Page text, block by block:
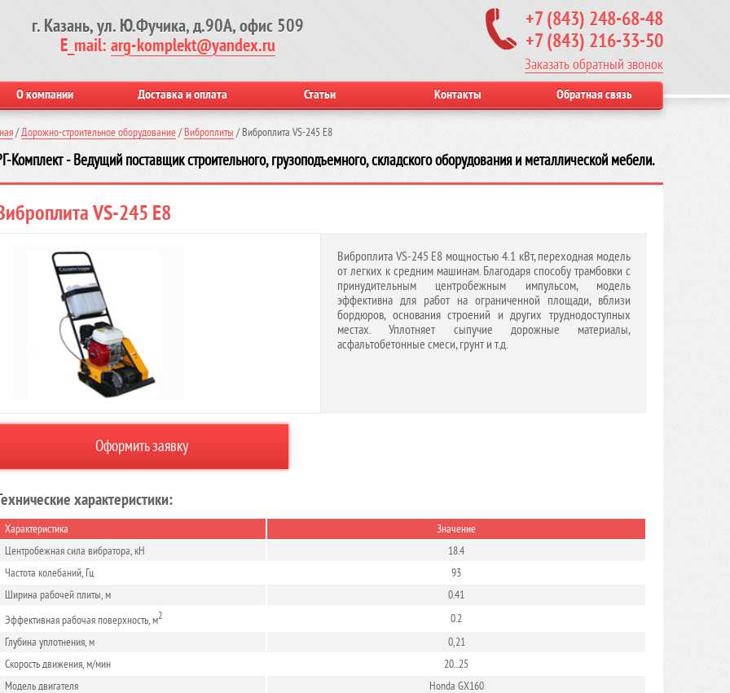
г. Казань, ул. Ю.Фучика, д.90А, офис 509
E_mail:arg-komplekt@yandex.ru
+7 (843) 248-68-48
+7 (843) 216-33-50
Заказать обратный звонок
О компании Доставка и оплата Статьи Контакты Обратная связь
/ Дорожно-строительное оборудование / Виброплиты / Виброплита VS-245 E8
Комплект - Ведущий поставщик строительного, грузоподъемного, складского оборудования и металлической мебели.
VS-245 E8
Оформить заявку
Виброплита VS-245 E8 мощностью 4.1 кВт, переходная модель
от легких к средним машинам. Благодаря способу трамбовки с
принудительным центробежным импульсом, модель
эффективна для работ на ограниченной площади, вблизи
бордюров, основания строений и других труднодоступных
местах. Уплотняет сыпучие дорожные материалы,
асфальтобетонные смеси, грунт и т.д.
характеристики:
Характеристика
Значение
Центробежная сила вибратора, кН
18.4
Частота колебаний, Гц
93
Ширина рабочей плиты, м
0.41
Эффективная рабочая поверхность, м2
0.2
Глубина уплотнения, м
0,21
Скорость движения, м/мин
20...25
Модель двигателя
Honda GX160